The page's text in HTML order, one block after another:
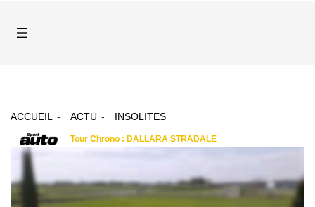
ACCUEIL ACTU INSOLITES